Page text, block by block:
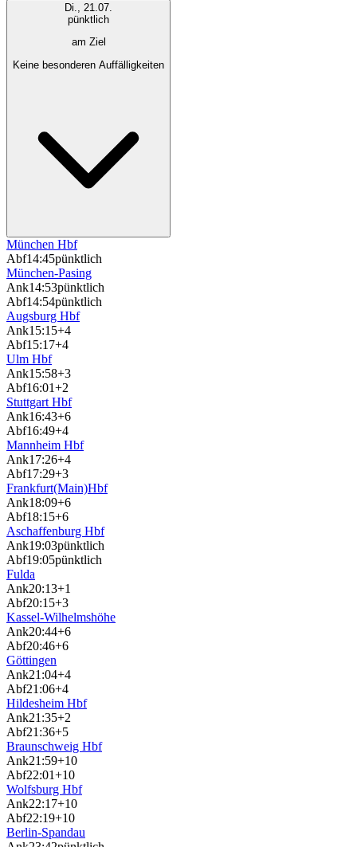
Di., 21.07.
pünktlich
am Ziel
Keine besonderen Auffälligkeiten
München Hbf
Abf14:45pünktlich
München-Pasing
Ank14:53pünktlich
Abf14:54pünktlich
Augsburg Hbf
Ank15:15+4
Abf15:17+4
Ulm Hbf
Ank15:58+3
Abf16:01+2
Stuttgart Hbf
Ank16:43+6
Abf16:49+4
Mannheim Hbf
Ank17:26+4
Abf17:29+3
Frankfurt(Main)Hbf
Ank18:09+6
Abf18:15+6
Aschaffenburg Hbf
Ank19:03pünktlich
Abf19:05pünktlich
Fulda
Ank20:13+1
Abf20:15+3
Kassel-Wilhelmshöhe
Ank20:44+6
Abf20:46+6
Göttingen
Ank21:04+4
Abf21:06+4
Hildesheim Hbf
Ank21:35+2
Abf21:36+5
Braunschweig Hbf
Ank21:59+10
Abf22:01+10
Wolfsburg Hbf
Ank22:17+10
Abf22:19+10
Berlin-Spandau